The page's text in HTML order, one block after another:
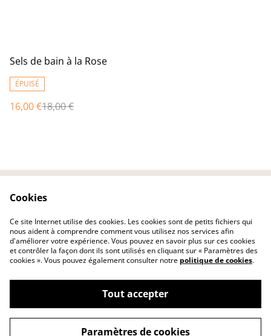
%
Sels de bain à la Rose
ÉPUISÉ
16,00 €18,00 €
Politique de
confidentialité
Politique de cookies
©2026Galgris
Cookies
Ce site Internet utilise des cookies. Les cookies sont de petits fichiers qui
nous aident à comprendre comment vous utilisez nos services afin
d'améliorer votre expérience. Vous pouvez en savoir plus sur ces cookies
et contrôler la façon dont ils sont utilisés en cliquant sur « Paramètres des
cookies ». Vous pouvez également consulter notre politique de cookies.
Tout accepter
Paramètres de cookies